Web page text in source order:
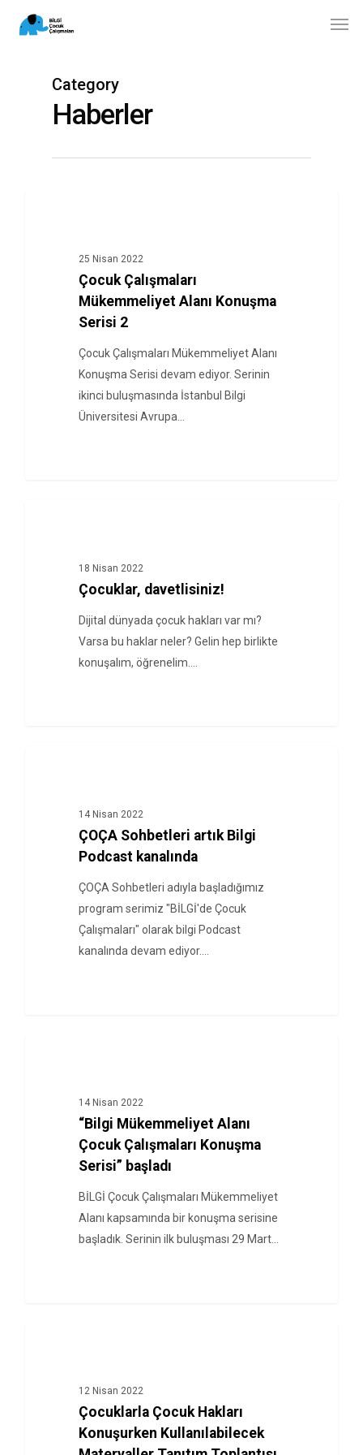
Category
Haberler
25 Nisan 2022
Çocuk Çalışmaları
Mükemmeliyet Alanı Konuşma
Serisi 2
Çocuk Çalışmaları Mükemmeliyet Alanı
Konuşma Serisi devam ediyor. Serinin
ikinci buluşmasında İstanbul Bilgi
Üniversitesi Avrupa…
18 Nisan 2022
Çocuklar, davetlisiniz!
Dijital dünyada çocuk hakları var mı?
Varsa bu haklar neler? Gelin hep birlikte
konuşalım, öğrenelim.…
14 Nisan 2022
ÇOÇA Sohbetleri artık Bilgi
Podcast kanalında
ÇOÇA Sohbetleri adıyla başladığımız
program serimiz "BİLGİ'de Çocuk
Çalışmaları" olarak bilgi Podcast
kanalında devam ediyor.…
14 Nisan 2022
“Bilgi Mükemmeliyet Alanı
Çocuk Çalışmaları Konuşma
Serisi” başladı
BİLGİ Çocuk Çalışmaları Mükemmeliyet
Alanı kapsamında bir konuşma serisine
başladık. Serinin ilk buluşması 29 Mart…
12 Nisan 2022
Çocuklarla Çocuk Hakları
Konuşurken Kullanılabilecek